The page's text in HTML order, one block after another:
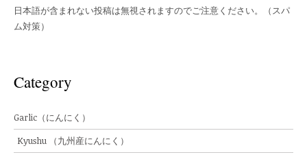
日本語が含まれない投稿は無視されますのでご注意ください。（スパ
ム対策）
Category
Garlic（にんにく）
Kyushu （九州産にんにく）